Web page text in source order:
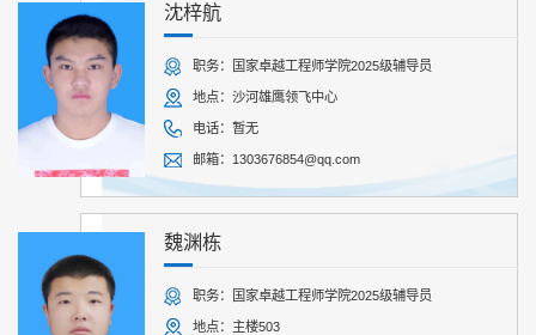
沈梓航
职务：国家卓越工程师学院2025级辅导员
地点：沙河雄鹰领飞中心
电话：暂无
邮箱：1303676854@qq.com
魏渊栋
职务：国家卓越工程师学院2025级辅导员
地点：主楼503